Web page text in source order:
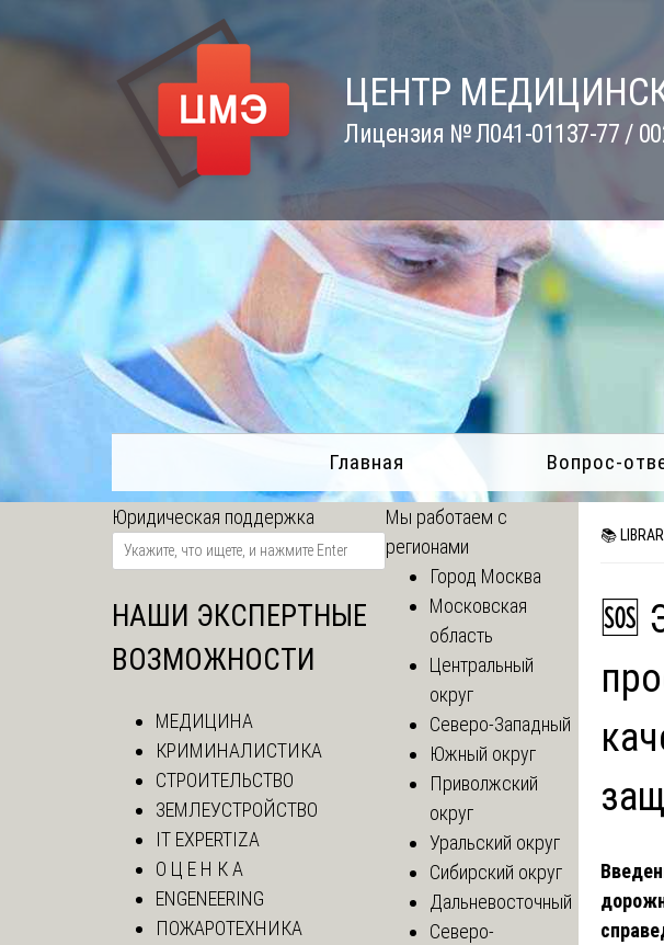
ЦЕНТР
Лицензия № Л041-01137-77 /
Главная Вопрос-
📚
🆘
Юридическая поддержка
НАШИ ЭКСПЕРТНЫЕ
ВОЗМОЖНОСТИ
МЕДИЦИНА
КРИМИНАЛИСТИКА
СТРОИТЕЛЬСТВО
ЗЕМЛЕУСТРОЙСТВО
IT EXPERTIZA
О Ц Е Н К А
ENGENEERING
ПОЖАРОТЕХНИКА
Мы работаем с
регионами
Город Москва
Московская
область
Центральный
округ
Северо-Западный
Южный округ
Приволжский
округ
Уральский округ
Сибирский округ
Дальневосточный
Северо-